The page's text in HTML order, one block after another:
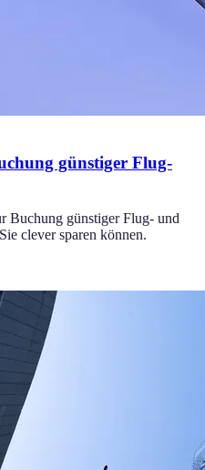
günstiger Flug-
Buchung günstiger Flug- und
clever sparen können.